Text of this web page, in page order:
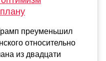
преуменьшил
относительно
из двадцати